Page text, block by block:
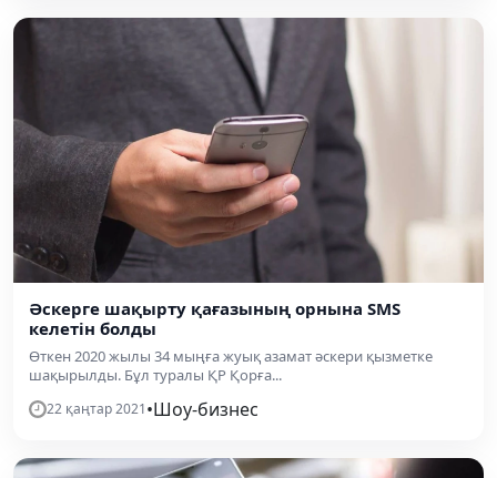
Әскерге шақырту қағазының орнына SMS
келетін болды
Өткен 2020 жылы 34 мыңға жуық азамат әскери қызметке
шақырылды. Бұл туралы ҚР Қорға...
22 қаңтар 2021•Шоу-бизнес